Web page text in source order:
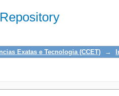
Exatas e Tecnologia (CCET) →